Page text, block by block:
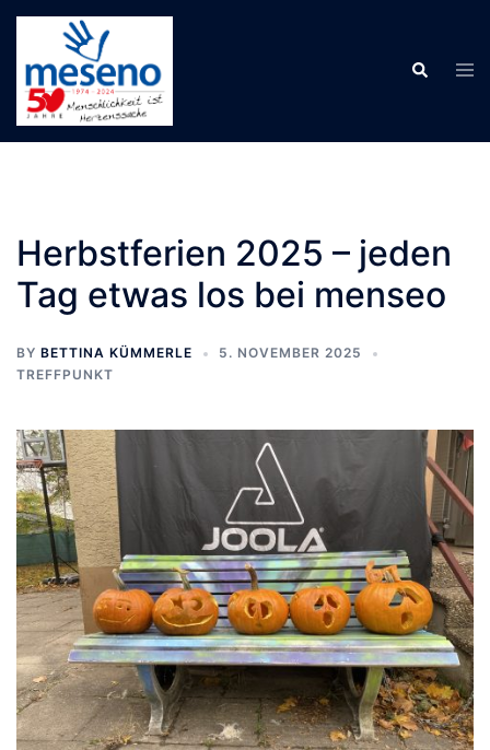
Skip
content
Search
Herbstferien 2025 – jeden
Tag etwas los bei menseo
BY BETTINA KÜMMERLE
5. NOVEMBER 2025
TREFFPUNKT